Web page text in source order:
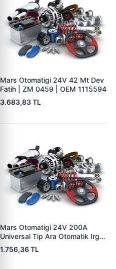
Mars Otomatigi 24V 42 Mt Dev
Fatih | ZM 0459 | OEM 1115594
3.683,83 TL
Mars Otomatigi 24V 200A
Universal Tip Ara Otomatik Irgat
| ZM 0404
1.756,36 TL